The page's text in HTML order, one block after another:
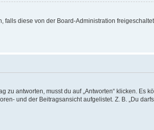
diese von der Board-Administration
zu antworten, musst du auf „Antworten“ klicken. Es
und der Beitragsansicht aufgelistet. Z. B. „Du